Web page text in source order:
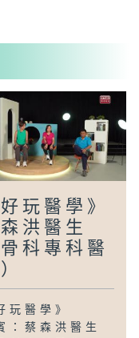
好玩醫學》
洪醫生
骨科專科醫
玩醫學》
：蔡森洪醫生